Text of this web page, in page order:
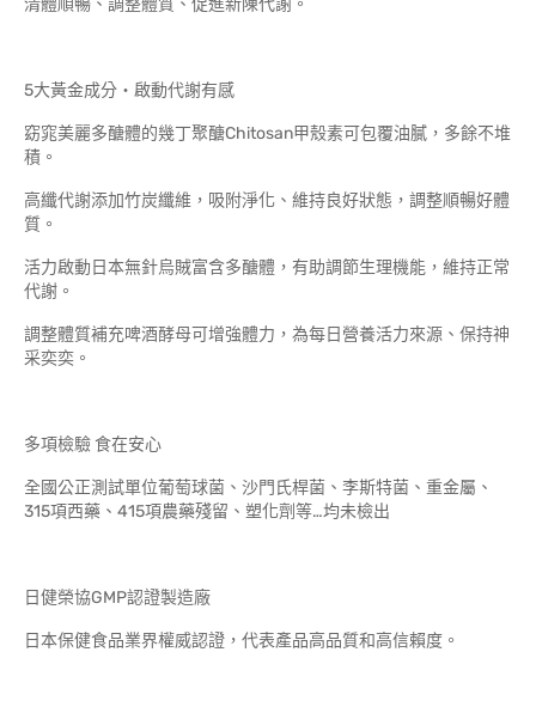
清體順暢、調整體質、促進新陳代謝。
5大黃金成分‧啟動代謝有感
窈窕美麗多醣體的幾丁聚醣Chitosan甲殼素可包覆油膩，多餘不堆
積。
高纖代謝添加竹炭纖維，吸附淨化、維持良好狀態，調整順暢好體
質。
活力啟動日本無針烏賊富含多醣體，有助調節生理機能，維持正常
代謝。
調整體質補充啤酒酵母可增強體力，為每日營養活力來源、保持神
采奕奕。
多項檢驗 食在安心
全國公正測試單位葡萄球菌、沙門氏桿菌、李斯特菌、重金屬、
315項西藥、415項農藥殘留、塑化劑等…均未檢出
日健榮協GMP認證製造廠
日本保健食品業界權威認證，代表產品高品質和高信賴度。